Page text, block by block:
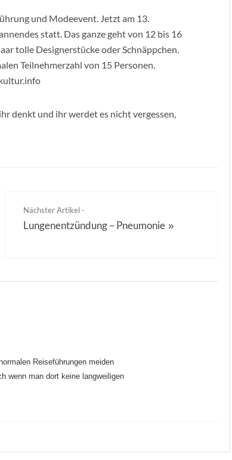
und Modeevent. Jetzt am 13.
statt. Das ganze geht von 12 bis 16
tolle Designerstücke oder Schnäppchen.
Teilnehmerzahl von 15 Personen.
denkt und ihr werdet es nicht vergessen,
Nächster Artikel -
Lungenentzündung – Pneumonie »
Reiseführungen meiden
wenn man dort keine langweiligen